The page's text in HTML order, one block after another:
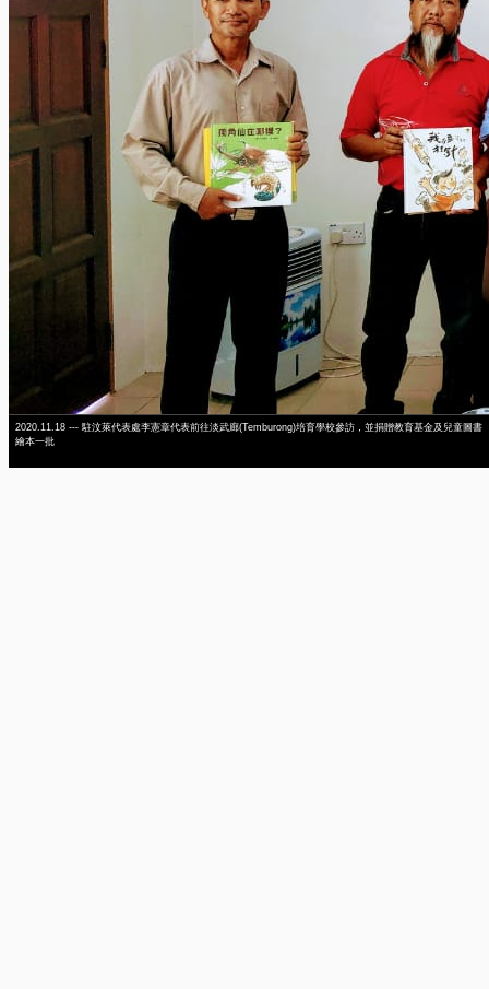
2020.11.18 --- 駐汶萊代表處李憲章代表前往淡武廊(Temburong)培育學校參訪，並捐贈教育基金及兒童圖書
繪本一批